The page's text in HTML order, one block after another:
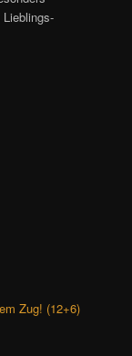
Zug! (12+6)